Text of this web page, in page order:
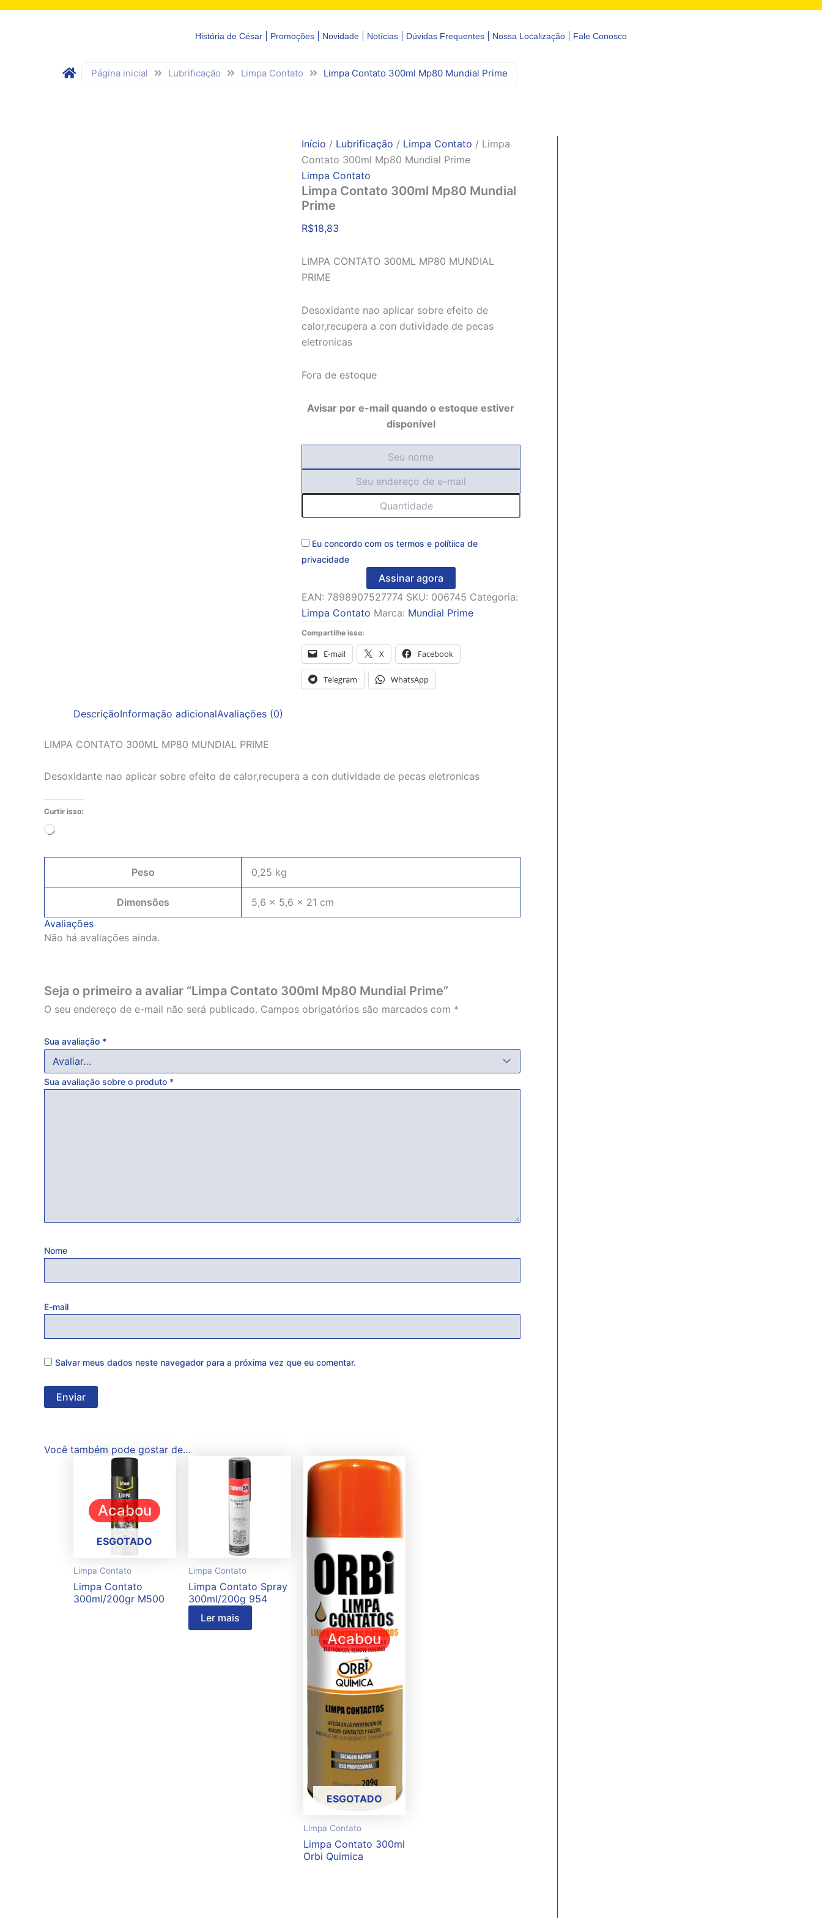
História de César Promoções Novidade Notícias Dúvidas Frequentes Nossa Localização Fale Conosco
Página inicial Lubrificação Limpa Contato Limpa Contato 300ml Mp80 Mundial Prime
Início / Lubrificação / Limpa Contato / Limpa
Contato 300ml Mp80 Mundial Prime
Limpa Contato
Limpa Contato 300ml Mp80 Mundial
Prime
R$18,83
LIMPA CONTATO 300ML MP80 MUNDIAL
PRIME
Desoxidante nao aplicar sobre efeito de
calor,recupera a con dutividade de pecas
eletronicas
Fora de estoque
Avisar por e-mail quando o estoque estiver
disponível
Eu concordo com os termos e polítiica de
privacidade
Assinar agora
EAN: 7898907527774 SKU: 006745 Categoria:
Limpa Contato Marca: Mundial Prime
Compartilhe isso:
E-mail X Facebook
Telegram WhatsApp
DescriçãoInformação adicionalAvaliações (0)
LIMPA CONTATO 300ML MP80 MUNDIAL PRIME
Desoxidante nao aplicar sobre efeito de calor,recupera a con dutividade de pecas eletronicas
Curtir isso:
Carregando...
Peso 0,25 kg
Dimensões
5,6 × 5,6 × 21 cm
Avaliações
Não há avaliações ainda.
Seja o primeiro a avaliar “Limpa Contato 300ml Mp80 Mundial Prime”
O seu endereço de e-mail não será publicado. Campos obrigatórios são marcados com *
Sua avaliação *
Sua avaliação sobre o produto *
Nome
E-mail
Salvar meus dados neste navegador para a próxima vez que eu comentar.
Você também pode gostar de…
Acabou
ESGOTADO
Limpa Contato
Limpa Contato
300ml/200gr M500
Limpa Contato
Limpa Contato Spray
300ml/200g 954
Ler mais
Acabou
ESGOTADO
Limpa Contato
Limpa Contato 300ml
Orbi Quimica